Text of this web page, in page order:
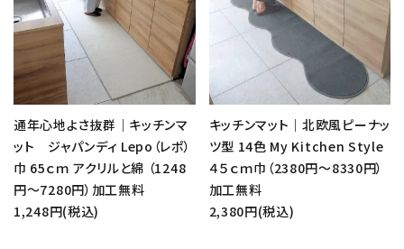
通年心地よさ抜群｜キッチンマ
ット ジャパンディ Lepo（レポ）
巾 65ｃｍ アクリルと綿 （1248
円～7280円）加工無料
1,248円(税込)
キッチンマット｜北欧風ピーナッ
ツ型 14色 My Kitchen Style
４５ｃｍ巾（2380円～8330円）
加工無料
2,380円(税込)